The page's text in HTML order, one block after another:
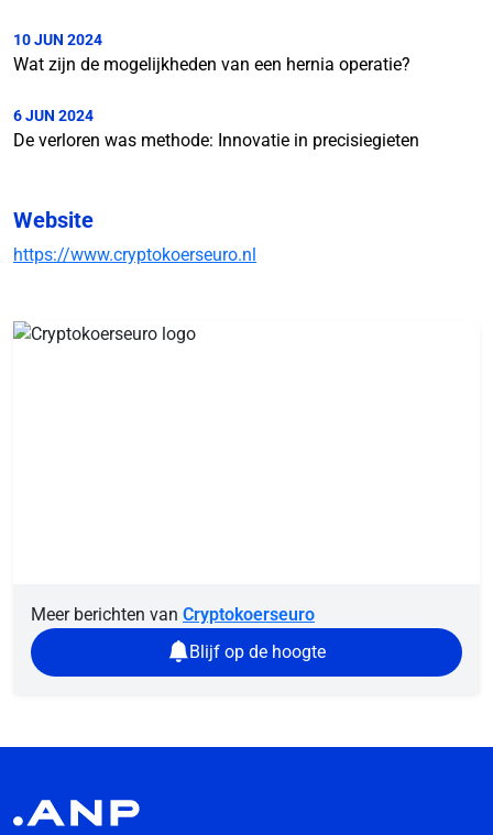
10 JUN 2024
Wat zijn de mogelijkheden van een hernia operatie?
6 JUN 2024
De verloren was methode: Innovatie in precisiegieten
Website
https://www.cryptokoerseuro.nl
Meer berichten van Cryptokoerseuro
Blijf op de hoogte